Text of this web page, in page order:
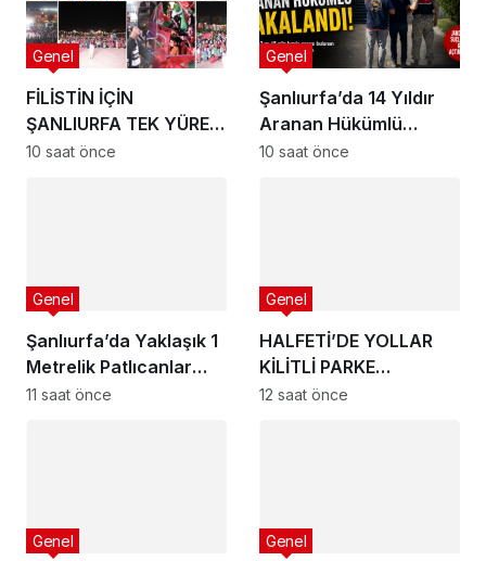
FİLİSTİN İÇİN
ŞANLIURFA TEK YÜREK
OLDU
Genel
10 saat önce
Şanlıurfa’da 14 Yıldır
Aranan Hükümlü
Yakalandı
Genel
10 saat önce
Şanlıurfa’da Yaklaşık 1
Metrelik Patlıcanlar
Şaşırttı
Genel
11 saat önce
HALFETİ’DE YOLLAR
KİLİTLİ PARKE
TAŞLARIYLA
Genel
12 saat önce
Genel Genel